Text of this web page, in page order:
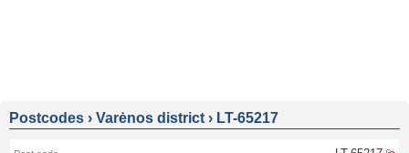
Postcodes › Varėnos district › LT-65217